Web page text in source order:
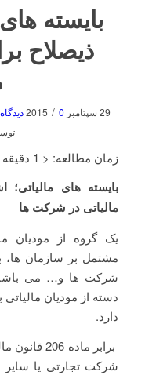
بایسته
ذیصلاح
29 سپتامبر 2015 / 0 دیدگاه
زمان مطالعه: < 1 دقیقه
بایسته های
مالیاتی در شرکت ها
یک گروه از مودیان
مشتمل بر سازمان ها،
شرکت ها و… می باشند.
دسته از مودیان
دارد.
برابر ماده
ﺷﺮﮐﺖ ﺗﺠﺎﺭﺗﯽ ﯾﺎ